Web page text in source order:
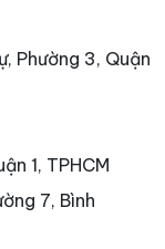
Phường 3, Quận
1, TPHCM
7, Bình